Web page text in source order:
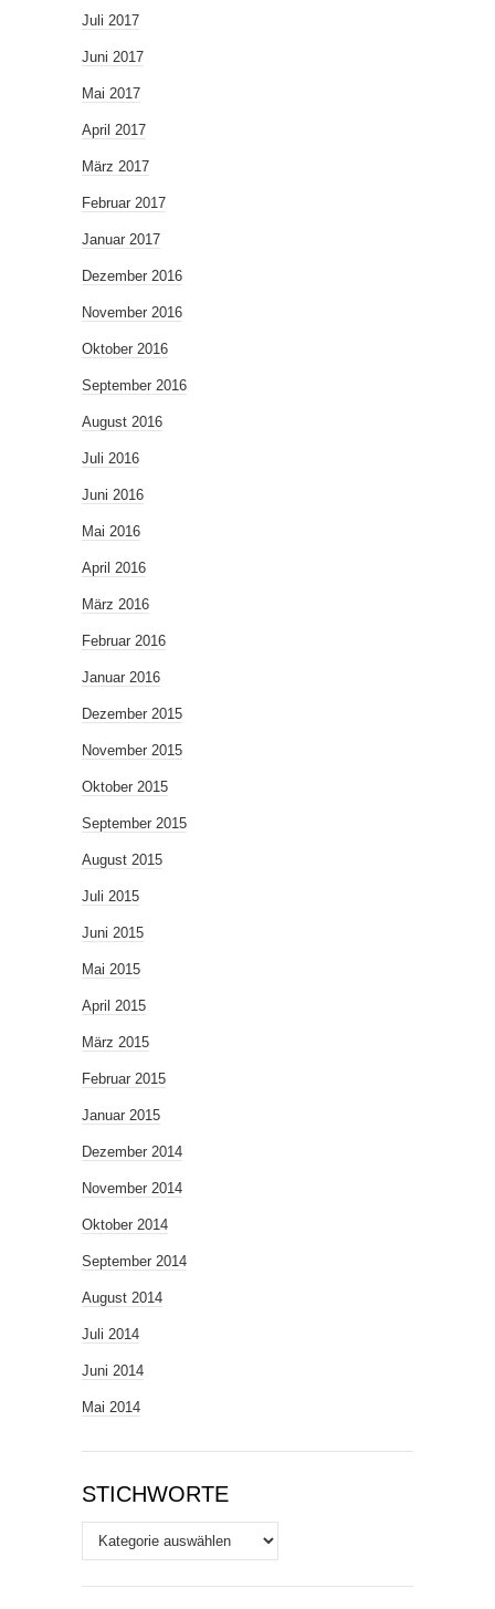
Juli 2017
Juni 2017
Mai 2017
April 2017
März 2017
Februar 2017
Januar 2017
Dezember 2016
November 2016
Oktober 2016
September 2016
August 2016
Juli 2016
Juni 2016
Mai 2016
April 2016
März 2016
Februar 2016
Januar 2016
Dezember 2015
November 2015
Oktober 2015
September 2015
August 2015
Juli 2015
Juni 2015
Mai 2015
April 2015
März 2015
Februar 2015
Januar 2015
Dezember 2014
November 2014
Oktober 2014
September 2014
August 2014
Juli 2014
Juni 2014
Mai 2014
STICHWORTE
Stichworte